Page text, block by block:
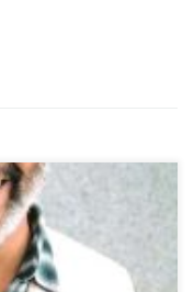
un balance a los
en 2014 a nivel